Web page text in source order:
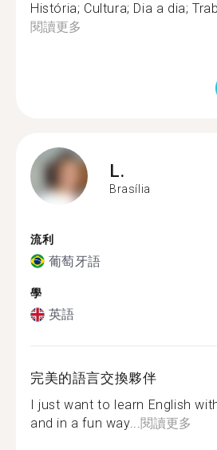
História; Cultura; Dia a dia;
閱讀更多
L.
Brasília
流利
葡萄牙語
學
英語
完美的語言交換夥伴
I just want to learn English
and in a fun way...閱讀更多